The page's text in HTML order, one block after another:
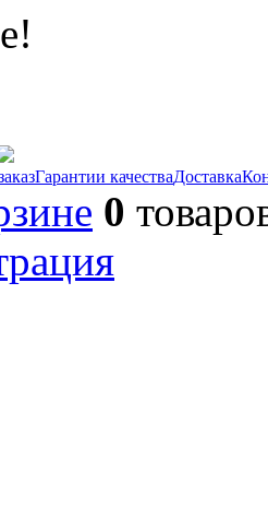
Гарантии качестваДоставка
0